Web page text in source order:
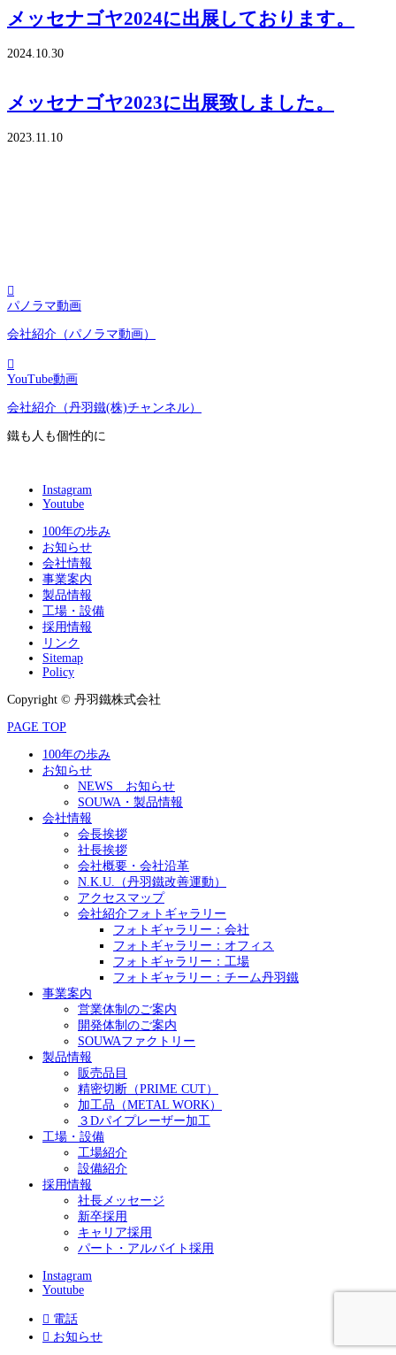
メッセナゴヤ2024に出展しております。
2024.10.30
メッセナゴヤ2023に出展致しました。
2023.11.10

パノラマ動画
会社紹介（パノラマ動画）

YouTube動画
会社紹介（丹羽鐵(株)チャンネル）
鐵も人も個性的に
Instagram
Youtube
100年の歩み
お知らせ
会社情報
事業案内
製品情報
工場・設備
採用情報
リンク
Sitemap
Policy
Copyright © 丹羽鐵株式会社
PAGE TOP
100年の歩み
お知らせ
NEWS お知らせ
SOUWA・製品情報
会社情報
会長挨拶
社長挨拶
会社概要・会社沿革
N.K.U.（丹羽鐵改善運動）
アクセスマップ
会社紹介フォトギャラリー
フォトギャラリー：会社
フォトギャラリー：オフィス
フォトギャラリー：工場
フォトギャラリー：チーム丹羽鐵
事業案内
営業体制のご案内
開発体制のご案内
SOUWAファクトリー
製品情報
販売品目
精密切断（PRIME CUT）
加工品（METAL WORK）
３Dパイプレーザー加工
工場・設備
工場紹介
設備紹介
採用情報
社長メッセージ
新卒採用
キャリア採用
パート・アルバイト採用
Instagram
Youtube
 電話
 お知らせ